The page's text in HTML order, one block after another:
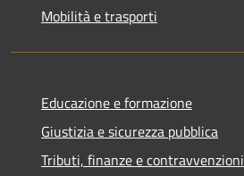
Mobilità e trasporti
Educazione e formazione
Giustizia e sicurezza pubblica
Tributi, finanze e contravvenzioni